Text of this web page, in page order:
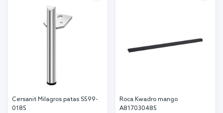
Cersanit Milagros patas S599-
0185
Roca Kwadro mango
A817030485